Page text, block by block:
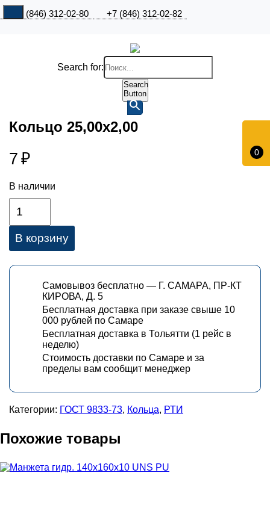
+7 (846) 312-02-80 +7 (846) 312-02-82
0
Search for:
Search
Button
Кольцо 25,00х2,00
7 ₽
В наличии
В корзину
Самовывоз бесплатно — Г. САМАРА, ПР-КТ
КИРОВА, Д. 5
Бесплатная доставка при заказе свыше 10
000 рублей по Самаре
Бесплатная доставка в Тольятти (1 рейс в
неделю)
Стоимость доставки по Самаре и за
пределы вам сообщит менеджер
Категории: ГОСТ 9833-73, Кольца, РТИ
Похожие товары